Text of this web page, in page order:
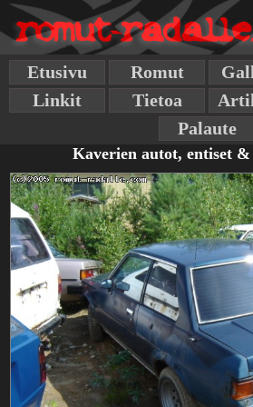
Etusivu Romut
Linkit
Tietoa
Palaute
Kaverien autot, entiset